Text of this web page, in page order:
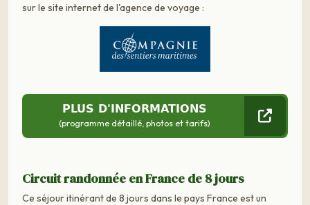
sur le site internet de l'agence de voyage :
PLUS D'INFORMATIONS
(programme détaillé, photos et tarifs)
Circuit randonnée en France de 8 jours
Ce séjour itinérant de 8 jours dans le pays France est un